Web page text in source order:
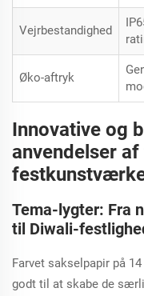
Vejrbestandighed
Øko-aftryk
Innovative og
anvendelser
Tema-lygter: Fra
til Diwali-
Farvet sakselpapir på
godt til at skabe de